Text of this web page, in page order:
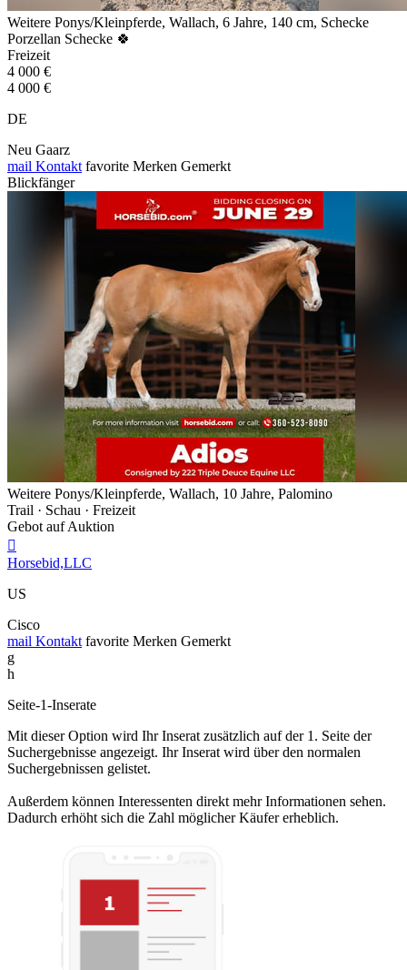
Weitere Ponys/Kleinpferde, Wallach, 6 Jahre, 140 cm, Schecke
Porzellan Schecke 🍀
Freizeit
4 000 €
4 000 €
DE
Neu Gaarz
mail Kontakt favorite Merken Gemerkt
Blickfänger
Weitere Ponys/Kleinpferde, Wallach, 10 Jahre, Palomino
Trail · Schau · Freizeit
Gebot auf Auktion

Horsebid,LLC
US
Cisco
mail Kontakt favorite Merken Gemerkt
g
h
Seite-1-Inserate
Mit dieser Option wird Ihr Inserat zusätzlich auf der 1. Seite der
Suchergebnisse angezeigt. Ihr Inserat wird über den normalen
Suchergebnissen gelistet.
Außerdem können Interessenten direkt mehr Informationen sehen.
Dadurch erhöht sich die Zahl möglicher Käufer erheblich.